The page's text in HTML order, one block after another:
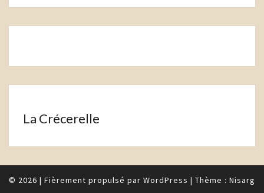
La Crécerelle
© 2026 | Fièrement propulsé par WordPress | Thème : Nisarg